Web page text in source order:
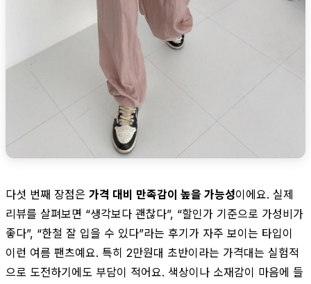
다섯 번째 장점은 가격 대비 만족감이 높을 가능성이에요. 실제
리뷰를 살펴보면 “생각보다 괜찮다”, “할인가 기준으로 가성비가
좋다”, “한철 잘 입을 수 있다”라는 후기가 자주 보이는 타입이
이런 여름 팬츠예요. 특히 2만원대 초반이라는 가격대는 실험적
으로 도전하기에도 부담이 적어요. 색상이나 소재감이 마음에 들